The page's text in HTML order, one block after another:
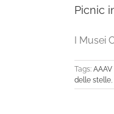
Picnic
I Musei
Tags:
delle stelle